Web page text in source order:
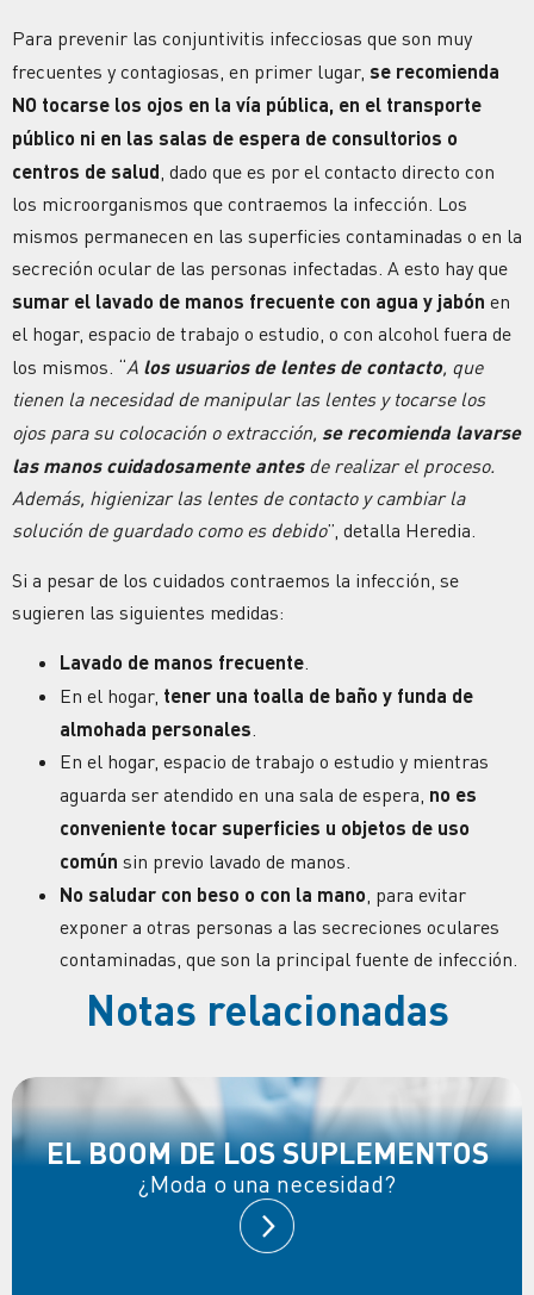
Para prevenir las conjuntivitis infecciosas que son muy
frecuentes y contagiosas, en primer lugar, se recomienda
NO tocarse los ojos en la vía pública, en el transporte
público ni en las salas de espera de consultorios o
centros de salud, dado que es por el contacto directo con
los microorganismos que contraemos la infección. Los
mismos permanecen en las superficies contaminadas o en la
secreción ocular de las personas infectadas. A esto hay que
sumar el lavado de manos frecuente con agua y jabón en
el hogar, espacio de trabajo o estudio, o con alcohol fuera de
los mismos. “A los usuarios de lentes de contacto, que
tienen la necesidad de manipular las lentes y tocarse los
ojos para su colocación o extracción, se recomienda lavarse
las manos cuidadosamente antesde realizar el proceso.
Además, higienizar las lentes de contacto y cambiar la
solución de guardado como es debido”, detalla Heredia.
Si a pesar de los cuidados contraemos la infección, se
sugieren las siguientes medidas:
Lavado de manos frecuente.
En el hogar, tener una toalla de baño y funda de
almohada personales.
En el hogar, espacio de trabajo o estudio y mientras
aguarda ser atendido en una sala de espera, no es
conveniente tocar superficies u objetos de uso
común sin previo lavado de manos.
No saludar con beso o con la mano, para evitar
exponer a otras personas a las secreciones oculares
contaminadas, que son la principal fuente de infección.
Notas relacionadas
EL BOOM DE LOS SUPLEMENTOS
¿Moda o una necesidad?